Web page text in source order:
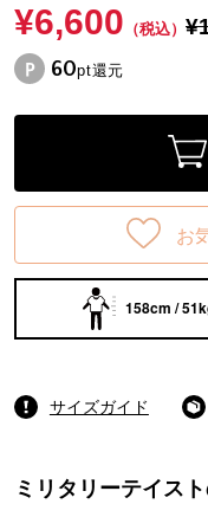
¥6,600 （税込）
60pt還元
お
158cm /
サイズガイド
ミリタリーテイス